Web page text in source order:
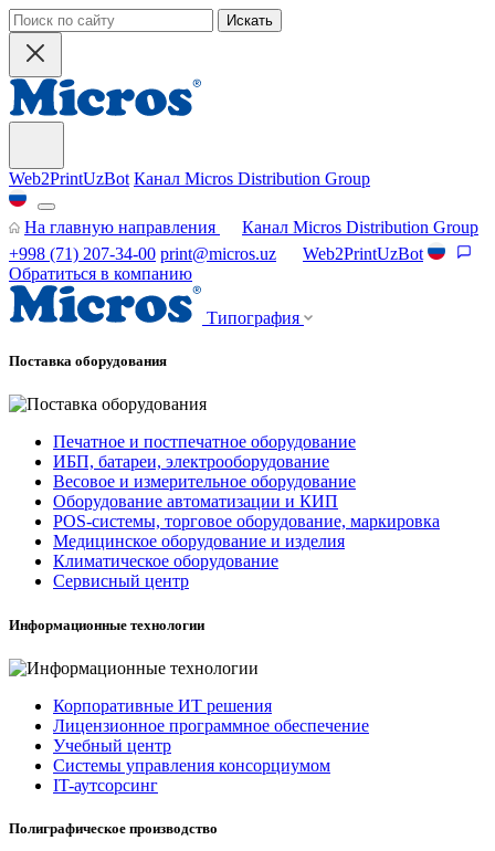
Искать
Web2PrintUzBot Канал Micros Distribution Group
На главную направления
Канал Micros Distribution Group
+998 (71) 207-34-00 print@micros.uz
Web2PrintUzBot
Обратиться в компанию
Типография
Поставка оборудования
Печатное и постпечатное оборудование
ИБП, батареи, электрооборудование
Весовое и измерительное оборудование
Оборудование автоматизации и КИП
POS-системы, торговое оборудование, маркировка
Медицинское оборудование и изделия
Климатическое оборудование
Сервисный центр
Информационные технологии
Корпоративные ИТ решения
Лицензионное программное обеспечение
Учебный центр
Системы управления консорциумом
IT-аутсорсинг
Полиграфическое производство